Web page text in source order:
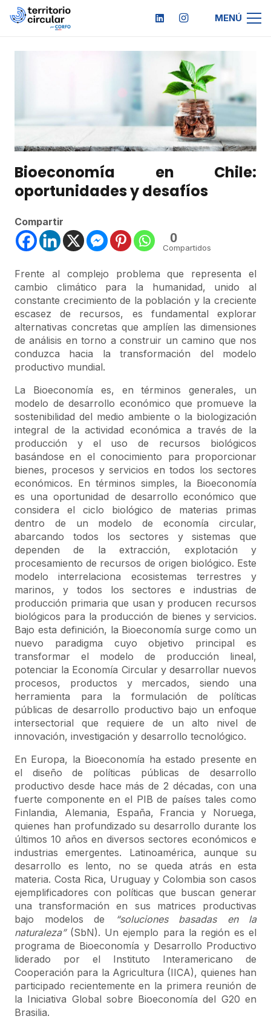
MENÚ
Bioeconomía en Chile:
oportunidades y desafíos
Compartir
0
Compartidos
Frente al complejo problema que representa el
cambio climático para la humanidad, unido al
constante crecimiento de la población y la creciente
escasez de recursos, es fundamental explorar
alternativas concretas que amplíen las dimensiones
de análisis en torno a construir un camino que nos
conduzca hacia la transformación del modelo
productivo mundial.
La Bioeconomía es, en términos generales, un
modelo de desarrollo económico que promueve la
sostenibilidad del medio ambiente o la biologización
integral de la actividad económica a través de la
producción y el uso de recursos biológicos
basándose en el conocimiento para proporcionar
bienes, procesos y servicios en todos los sectores
económicos. En términos simples, la Bioeconomía
es una oportunidad de desarrollo económico que
considera el ciclo biológico de materias primas
dentro de un modelo de economía circular,
abarcando todos los sectores y sistemas que
dependen de la extracción, explotación y
procesamiento de recursos de origen biológico. Este
modelo interrelaciona ecosistemas terrestres y
marinos, y todos los sectores e industrias de
producción primaria que usan y producen recursos
biológicos para la producción de bienes y servicios.
Bajo esta definición, la Bioeconomía surge como un
nuevo paradigma cuyo objetivo principal es
transformar el modelo de producción lineal,
potenciar la Economía Circular y desarrollar nuevos
procesos, productos y mercados, siendo una
herramienta para la formulación de políticas
públicas de desarrollo productivo bajo un enfoque
intersectorial que requiere de un alto nivel de
innovación, investigación y desarrollo tecnológico.
En Europa, la Bioeconomía ha estado presente en
el diseño de políticas públicas de desarrollo
productivo desde hace más de 2 décadas, con una
fuerte componente en el PIB de países tales como
Finlandia, Alemania, España, Francia y Noruega,
quienes han profundizado su desarrollo durante los
últimos 10 años en diversos sectores económicos e
industrias emergentes. Latinoamérica, aunque su
desarrollo es lento, no se queda atrás en esta
materia. Costa Rica, Uruguay y Colombia son casos
ejemplificadores con políticas que buscan generar
una transformación en sus matrices productivas
bajo modelos de
“soluciones basadas en la
naturaleza”(SbN). Un ejemplo para la región es el
programa de Bioeconomía y Desarrollo Productivo
liderado por el Instituto Interamericano de
Cooperación para la Agricultura (IICA), quienes han
participado recientemente en la primera reunión de
la Iniciativa Global sobre Bioeconomía del G20 en
Brasilia.